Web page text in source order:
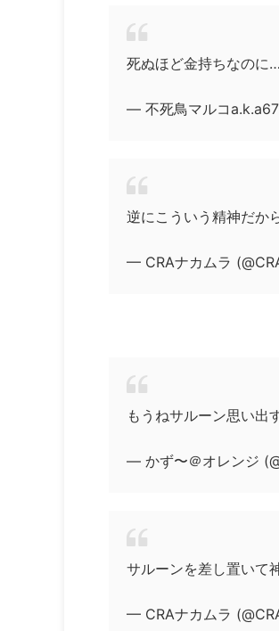
死ぬほど金持ちなのに…
— 不死鳥マルコ
逆にこういう精神だか
— CRAナカムラ
もうねサルーン思い出
— かず〜＠オレンジ
サルーンを差し置いて
— CRAナカムラ